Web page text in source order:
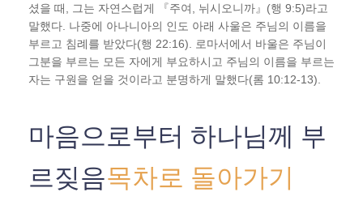
셨을 때, 그는 자연스럽게 『주여, 뉘시오니까』(행 9:5)라고
말했다. 나중에 아나니아의 인도 아래 사울은 주님의 이름을
부르고 침례를 받았다(행 22:16). 로마서에서 바울은 주님이
그분을 부르는 모든 자에게 부요하시고 주님의 이름을 부르는
자는 구원을 얻을 것이라고 분명하게 말했다(롬 10:12-13).
마음으로부터 하나님께 부
르짖음목차로 돌아가기